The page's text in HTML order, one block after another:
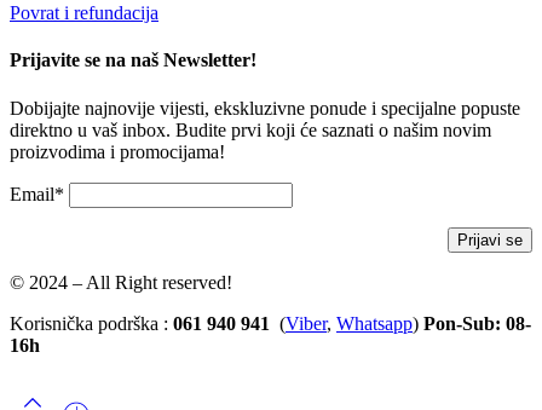
Povrat i refundacija
Prijavite se na naš Newsletter!
Dobijajte najnovije vijesti, ekskluzivne ponude i specijalne popuste
direktno u vaš inbox. Budite prvi koji će saznati o našim novim
proizvodima i promocijama!
Email*
© 2024 – All Right reserved!
Korisnička podrška : 061 940 941 (Viber, Whatsapp) Pon-Sub: 08-
16h